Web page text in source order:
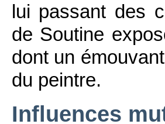
lui passant des
de Soutine
dont un
du peintre.
Influences